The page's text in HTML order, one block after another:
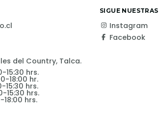
del Country, Talca.
15:30 hrs.
18:00 hr.
15:30 hrs.
15:30 hrs.
18:00 hrs.
SIGUE
Instagram
Facebook